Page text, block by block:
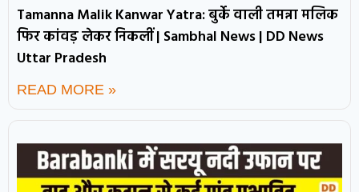
Tamanna Malik Kanwar Yatra: बुर्के वाली तमन्ना मलिक
फिर कांवड़ लेकर निकलीं | Sambhal News | DD News
Uttar Pradesh
READ MORE »